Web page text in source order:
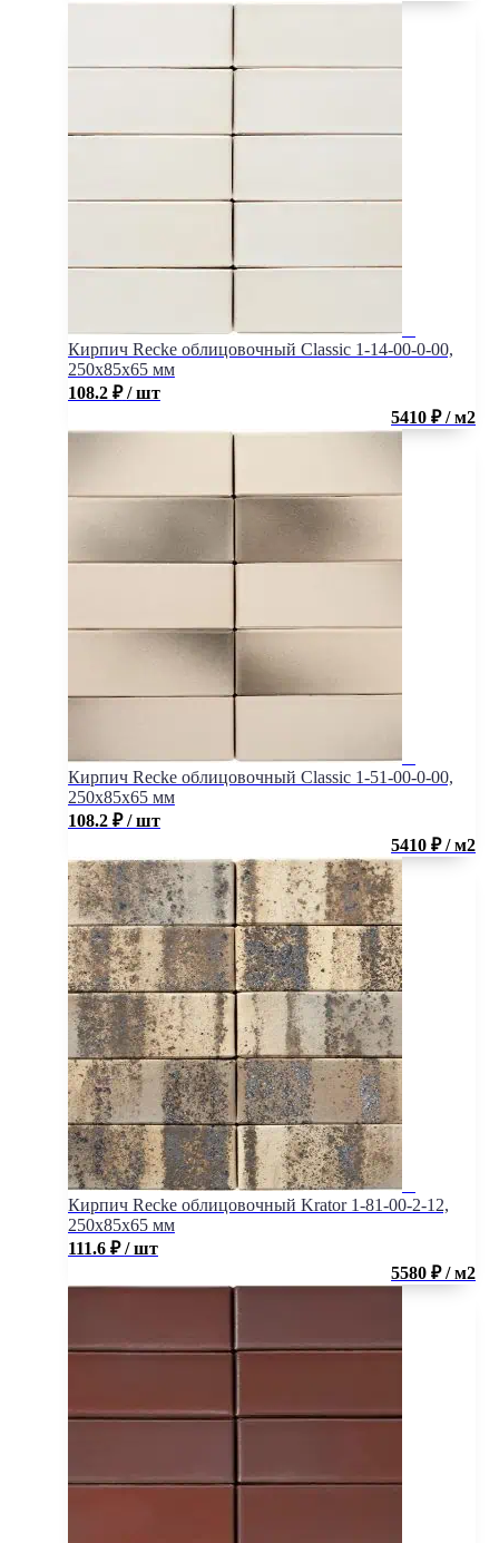
Кирпич Recke облицовочный Classic 1-14-00-0-00,
250x85x65 мм
108.2 ₽ / шт
5410 ₽ / м2
Кирпич Recke облицовочный Classic 1-51-00-0-00,
250x85x65 мм
108.2 ₽ / шт
5410 ₽ / м2
Кирпич Recke облицовочный Krator 1-81-00-2-12,
250x85x65 мм
111.6 ₽ / шт
5580 ₽ / м2